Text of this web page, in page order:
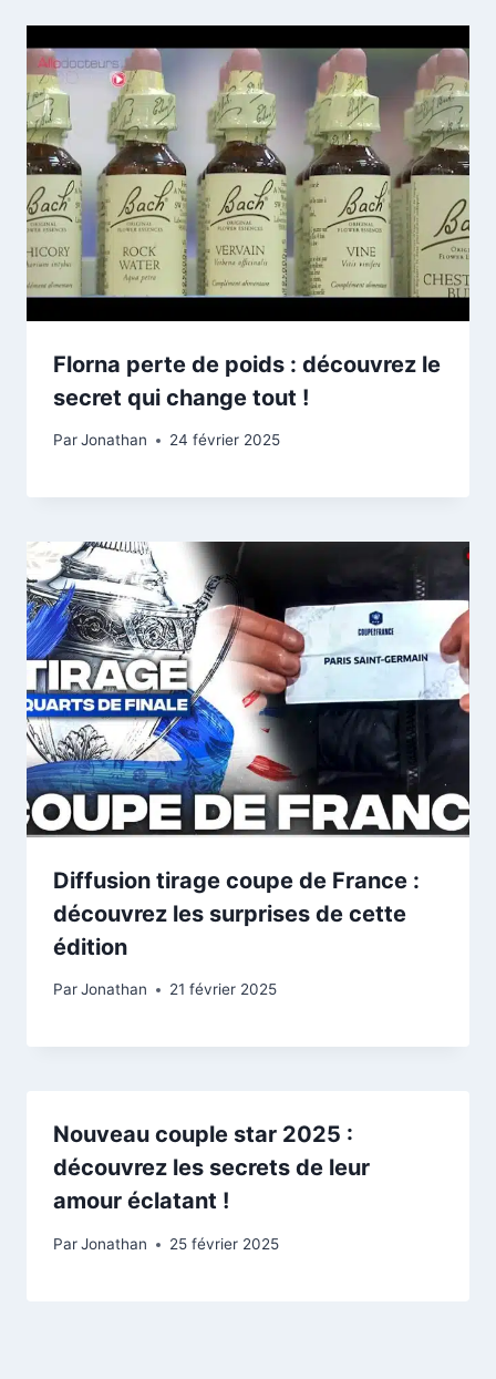
Florna perte de poids : découvrez le
secret qui change tout !
ParJonathan 24 février 2025
Diffusion tirage coupe de France :
découvrez les surprises de cette
édition
ParJonathan 21 février 2025
Nouveau couple star 2025 :
découvrez les secrets de leur
amour éclatant !
ParJonathan 25 février 2025